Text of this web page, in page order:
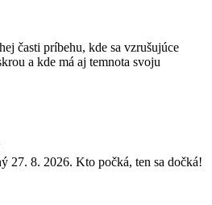
časti príbehu, kde sa vzrušujúce
a kde má aj temnota svoju
27. 8. 2026. Kto počká, ten sa dočká!